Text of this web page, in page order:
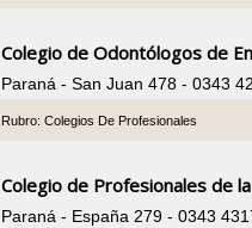
Colegio de Odontólogos de
Paraná - San Juan 478 - 0343
Rubro: Colegios De Profesionales
Colegio de Profesionales de
Paraná - España 279 - 0343